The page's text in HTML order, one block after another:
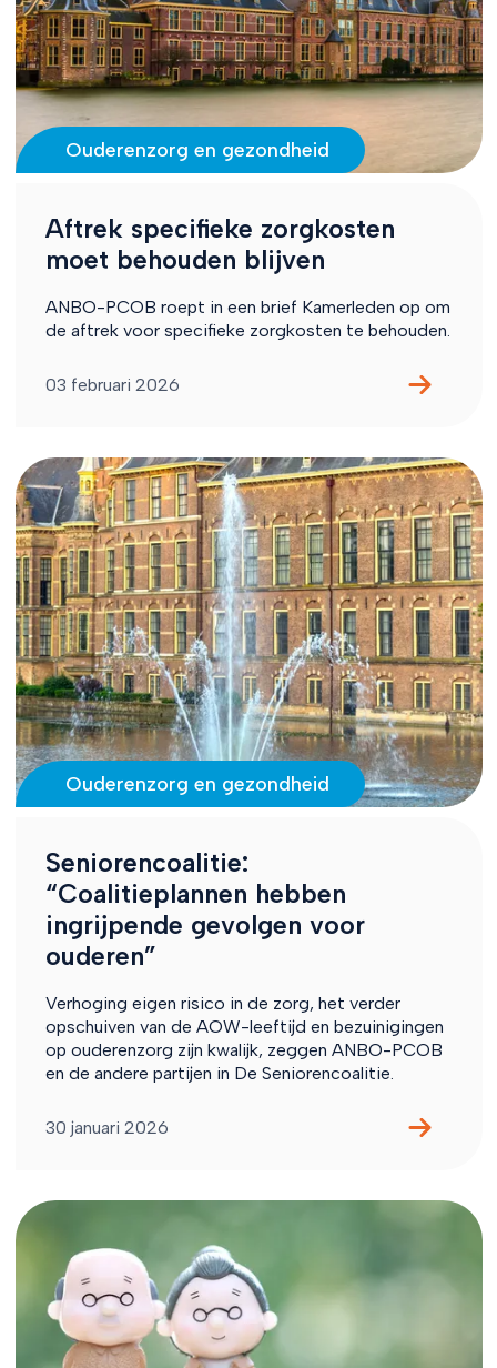
Ouderenzorg en gezondheid
Aftrek specifieke zorgkosten
moet behouden blijven
ANBO-PCOB roept in een brief Kamerleden op om
de aftrek voor specifieke zorgkosten te behouden.
03 februari 2026
Ouderenzorg en gezondheid
Seniorencoalitie:
“Coalitieplannen hebben
ingrijpende gevolgen voor
ouderen”
Verhoging eigen risico in de zorg, het verder
opschuiven van de AOW-leeftijd en bezuinigingen
op ouderenzorg zijn kwalijk, zeggen ANBO-PCOB
en de andere partijen in De Seniorencoalitie.
30 januari 2026